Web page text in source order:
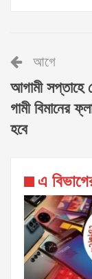
আগে
আগামী
গামী বিমানের
হবে
এ